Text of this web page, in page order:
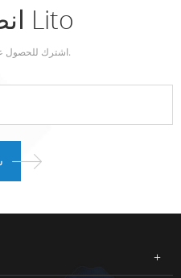
انضم إلى Lito
اشترك للحصول على عروض مذهلة.